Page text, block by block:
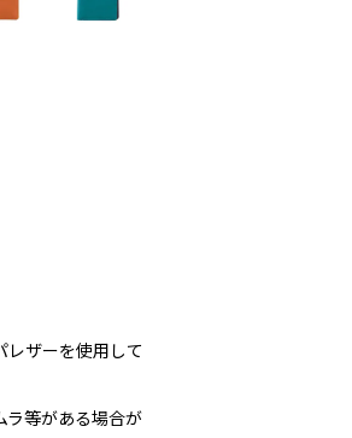
レザーを使用して
ラ等がある場合が